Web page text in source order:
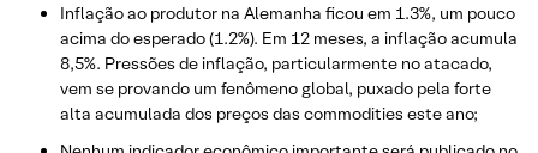
Inflação ao produtor na Alemanha ficou em 1.3%, um pouco
acima do esperado (1.2%). Em 12 meses, a inflação acumula
8,5%. Pressões de inflação, particularmente no atacado,
vem se provando um fenômeno global, puxado pela forte
alta acumulada dos preços das commodities este ano;